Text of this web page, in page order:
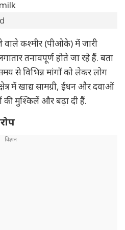
वाले कश्मीर (पीओके) में जारी
तनावपूर्ण होते जा रहे हैं. बता
से विभिन्न मांगों को लेकर लोग
में खाद्य सामग्री, ईंधन और दवाओं
मुश्किलें और बढ़ा दी हैं.